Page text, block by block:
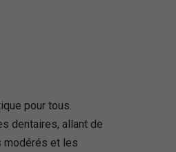
pour tous.
dentaires, allant de
modérés et les